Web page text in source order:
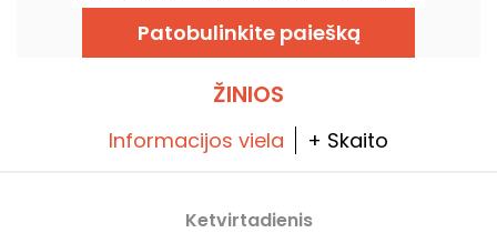
Patobulinkite paiešką
ŽINIOS
Informacijos viela + Skaito
Ketvirtadienis